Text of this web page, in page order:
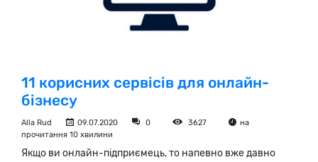
11 корисних сервісів для онлайн-
бізнесу
Alla Rud 09.07.2020 0 3627
на
прочитання 10 хвилини
Якщо ви онлайн-підприємець, то напевно вже давно